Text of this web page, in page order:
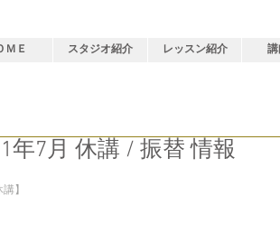
ＭＥ スタジオ紹介 レッスン紹介 講
年7月 休講 / 振替 情報
講】